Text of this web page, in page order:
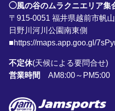
◯風の谷のムラクニエリア集
〒915-0051 福井県越前市帆
日野川河川公園南東側
■https://maps.app.goo.gl/
不定休(天候による要問合せ)
営業時間
AM8:00～PM5:00